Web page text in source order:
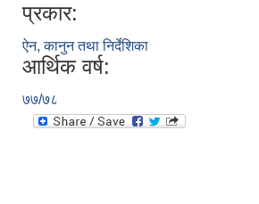
प्रकार:
ऐन, कानुन तथा निर्देशिका
आर्थिक वर्ष:
७७/७८